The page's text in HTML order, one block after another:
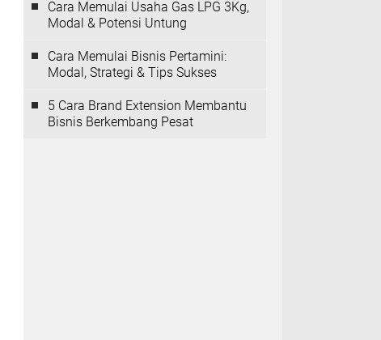
Cara Memulai Usaha Gas LPG 3Kg,
Modal & Potensi Untung
Cara Memulai Bisnis Pertamini:
Modal, Strategi & Tips Sukses
5 Cara Brand Extension Membantu
Bisnis Berkembang Pesat